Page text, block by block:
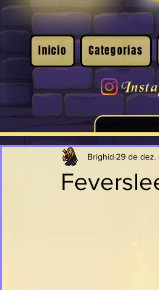
Inicio Categorias
Brighid 29 de dez.